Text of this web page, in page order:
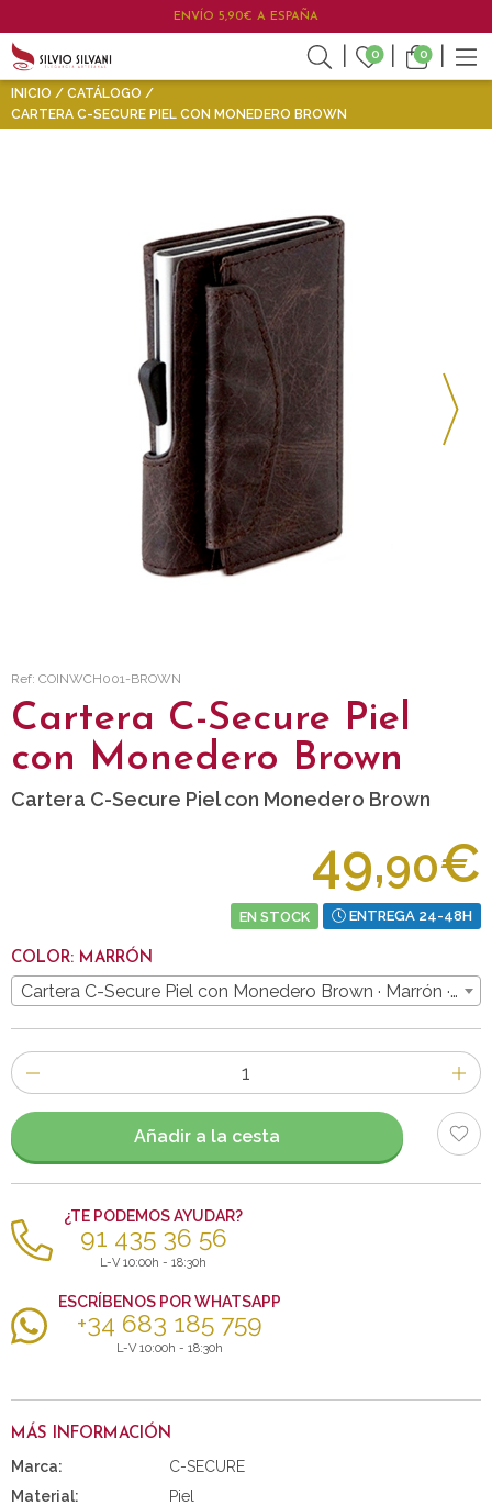
ENVÍO 5,90€ A ESPAÑA
0 0
INICIO
CATÁLOGO
CARTERA C-SECURE PIEL CON MONEDERO BROWN
Ref: COINWCH001-BROWN
Cartera C-Secure Piel
con Monedero Brown
Cartera C-Secure Piel con Monedero Brown
49,90€
EN STOCK ENTREGA 24-48H
COLOR: MARRÓN
Cartera C-Secure Piel con Monedero Brown · Marrón ·
Número
de
artículos
Añadir a la cesta
¿TE PODEMOS AYUDAR?
91 435 36 56
L-V 10:00h - 18:30h
ESCRÍBENOS POR WHATSAPP
+34 683 185 759
L-V 10:00h - 18:30h
MÁS INFORMACIÓN
Marca:
C-SECURE
Material:
Piel